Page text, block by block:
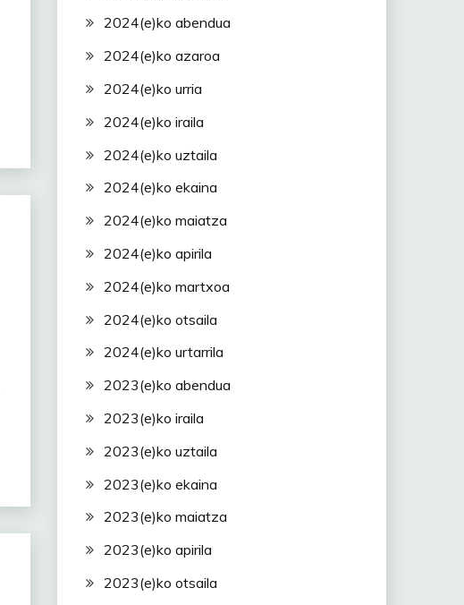
2024(e)ko abendua
2024(e)ko azaroa
2024(e)ko urria
2024(e)ko iraila
2024(e)ko uztaila
2024(e)ko ekaina
2024(e)ko maiatza
2024(e)ko apirila
2024(e)ko martxoa
2024(e)ko otsaila
2024(e)ko urtarrila
2023(e)ko abendua
2023(e)ko iraila
2023(e)ko uztaila
2023(e)ko ekaina
2023(e)ko maiatza
2023(e)ko apirila
2023(e)ko otsaila